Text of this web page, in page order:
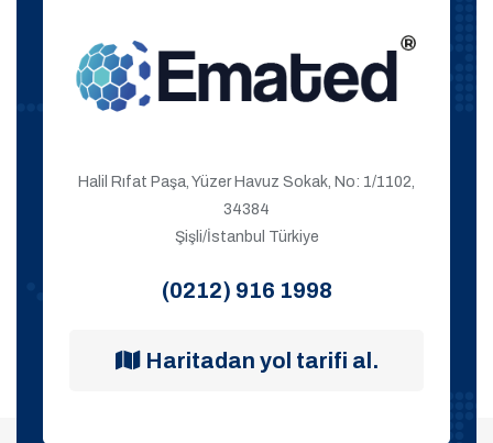
Halil Rıfat Paşa, Yüzer Havuz Sokak, No: 1/1102,
34384
Şişli/İstanbul Türkiye
(0212) 916 1998
Haritadan yol tarifi al.